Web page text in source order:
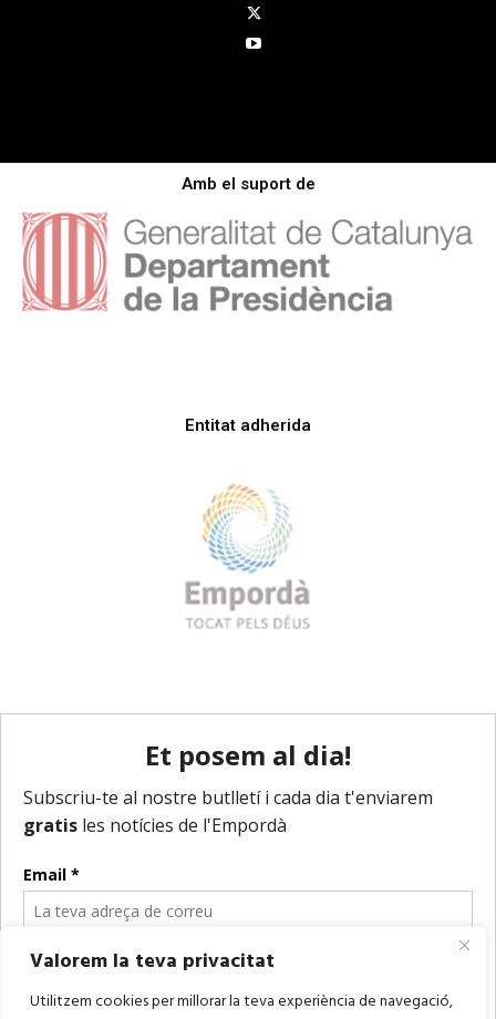
Valorem la teva privacitat
Utilitzem cookies per millorar la teva experiència de navegació,
Amb el suport de
Entitat adherida